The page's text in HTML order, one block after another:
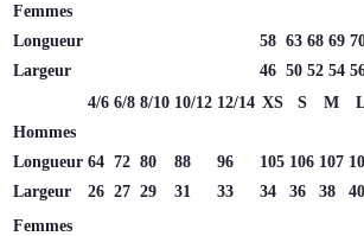
Femmes
Longueur
58 63 68 69
Largeur
46 50 52 54
4/6 6/8 8/10 10/12 12/14 XS S M
Hommes
Longueur 64 72 80 88 96 105 106 107
Largeur
26 27 29 31 33 34 36 38 40
Femmes